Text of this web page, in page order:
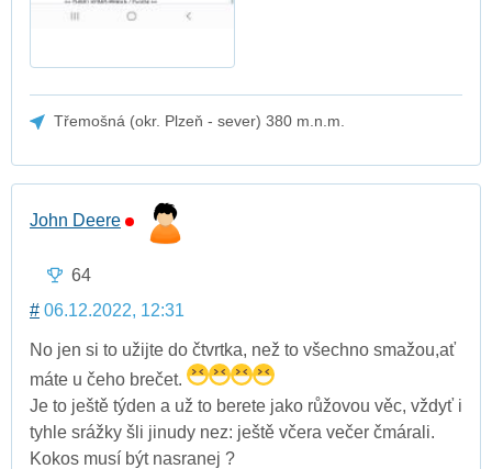
Třemošná (okr. Plzeň - sever) 380 m.n.m.
John Deere
64
# 06.12.2022, 12:31
No jen si to užijte do čtvrtka, než to všechno smažou,ať
máte u čeho brečet.
Je to ještě týden a už to berete jako růžovou věc, vždyť i
tyhle srážky šli jinudy nez: ještě včera večer čmárali.
Kokos musí být nasranej ?